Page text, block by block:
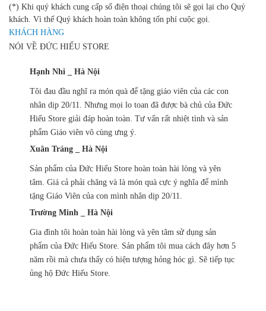
(*) Khi quý khách cung cấp số điện thoại chúng tôi sẽ gọi lại cho Quý
khách. Vì thế Quý khách hoàn toàn không tốn phí cuộc gọi.
KHÁCH HÀNG
NÓI VỀ ĐỨC HIẾU STORE
Hạnh Nhi _ Hà Nội
Tôi đau đầu nghĩ ra món quà để tặng giáo viên của các con
nhân dịp 20/11. Nhưng mọi lo toan đã được bà chủ của Đức
Hiếu Store giải đáp hoàn toàn. Tư vấn rất nhiệt tình và sản
phẩm Giáo viên vô cùng ưng ý.
Xuân Tráng _ Hà Nội
Sản phẩm của Đức Hiếu Store hoàn toàn hài lòng và yên
tâm. Giá cả phải chăng và là món quà cực ý nghĩa để mình
tặng Giáo Viên của con mình nhân dịp 20/11.
Trường Minh _ Hà Nội
Gia đình tôi hoàn toàn hài lòng và yên tâm sử dụng sản
phẩm của Đức Hiếu Store. Sản phẩm tôi mua cách đây hơn 5
năm rồi mà chưa thấy có hiện tượng hỏng hóc gì. Sẽ tiếp tục
ủng hộ Đức Hiếu Store.